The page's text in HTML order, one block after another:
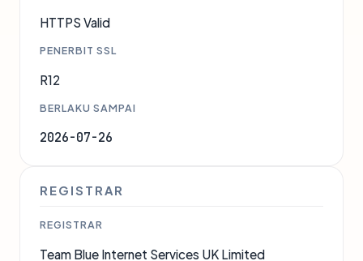
HTTPS Valid
PENERBIT SSL
R12
BERLAKU SAMPAI
2026-07-26
REGISTRAR
REGISTRAR
Team Blue Internet Services UK Limited